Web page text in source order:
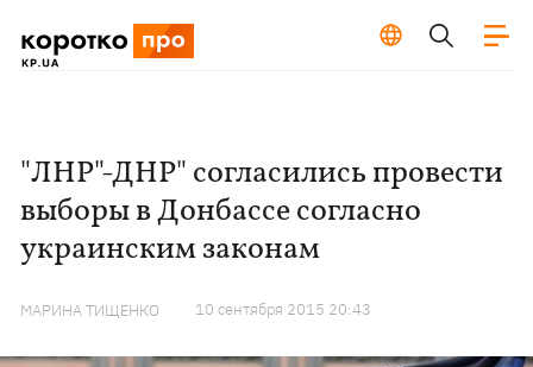
"ЛНР"-ДНР" согласились провести
выборы в Донбассе согласно
украинским законам
МАРИНА ТИЩЕНКО 10 сентября 2015 20:43